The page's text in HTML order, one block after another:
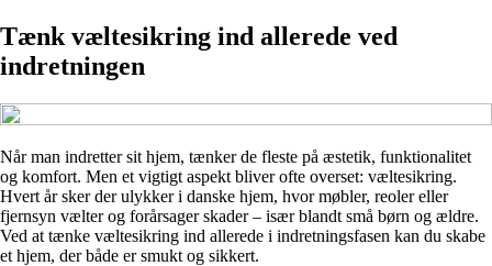
Tænk væltesikring ind allerede ved
indretningen
Når man indretter sit hjem, tænker de fleste på æstetik, funktionalitet
og komfort. Men et vigtigt aspekt bliver ofte overset: væltesikring.
Hvert år sker der ulykker i danske hjem, hvor møbler, reoler eller
fjernsyn vælter og forårsager skader – især blandt små børn og ældre.
Ved at tænke væltesikring ind allerede i indretningsfasen kan du skabe
et hjem, der både er smukt og sikkert.